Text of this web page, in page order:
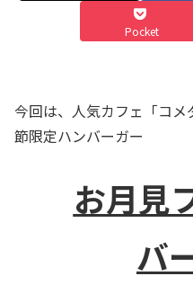
Pocket
今回は、人気カフェ「コ
節限定ハンバーガー
お月見
バ